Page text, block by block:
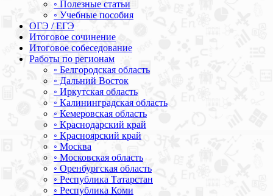
◦ Полезные статьи
◦ Учебные пособия
ОГЭ / ЕГЭ
Итоговое сочинение
Итоговое собеседование
Работы по регионам
◦ Белгородская область
◦ Дальний Восток
◦ Иркутская область
◦ Калининградская область
◦ Кемеровская область
◦ Краснодарский край
◦ Красноярский край
◦ Москва
◦ Московская область
◦ Оренбургская область
◦ Республика Татарстан
◦ Республика Коми